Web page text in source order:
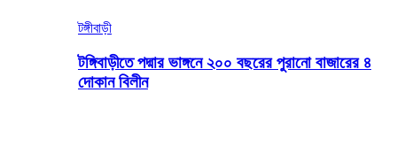
টঙ্গীবাড়ী
টঙ্গিবাড়ীতে পদ্মার ভাঙ্গনে ২০০ বছরের পুরানো বাজারের ৪
দোকান বিলীন